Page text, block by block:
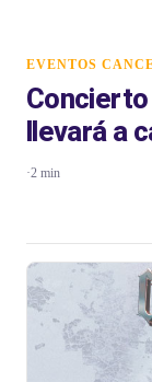
EVENTOS
Concierto
llevará a
·2 min